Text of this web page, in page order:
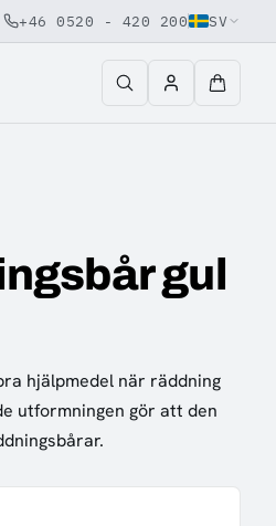
+46 0520 - 420 200 SV
gul
hjälpmedel när räddning
utformningen gör att den